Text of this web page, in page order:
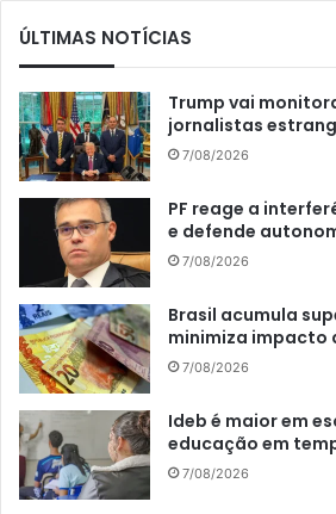
ÚLTIMAS NOTÍCIAS
Trump vai
jornalistas
7/08/2026
PF reage a
e defende
7/08/2026
Brasil acumula
minimiza impacto
7/08/2026
Ideb é maior em
educação em
7/08/2026